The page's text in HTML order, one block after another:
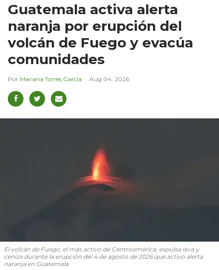
Guatemala activa alerta
naranja por erupción del
volcán de Fuego y evacúa
comunidades
Mariana Torres García Aug 04, 2026
El volcán de Fuego, el más activo de Centroamérica, expulsa lava y
ceniza durante la erupción del 4 de agosto de 2026 que activó alerta
naranja en Guatemala